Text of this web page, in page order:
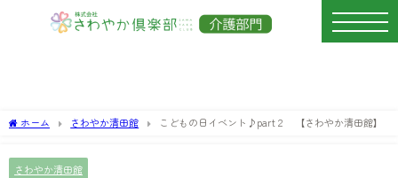
ホーム さわやか清田館 こどもの日イベント♪part２ 【さわやか清田館】
さわやか清田館